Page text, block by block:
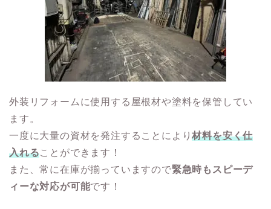
外装リフォームに使用する屋根材や塗料を保管してい
ます。
一度に大量の資材を発注することにより材料を安く仕
入れることができます！
また、常に在庫が揃っていますので緊急時もスピーデ
ィーな対応が可能です！